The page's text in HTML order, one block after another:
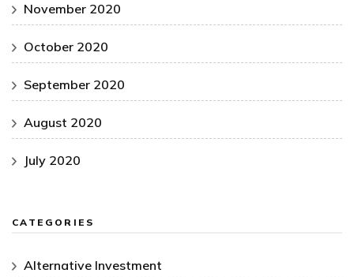
November 2020
October 2020
September 2020
August 2020
July 2020
CATEGORIES
Alternative Investment